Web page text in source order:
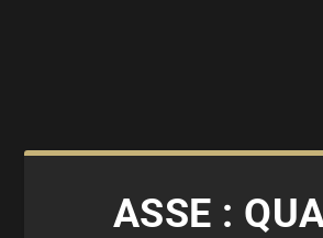
ASSE :